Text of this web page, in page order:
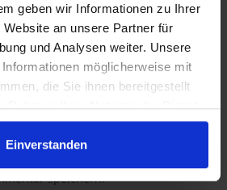
geben wir Informationen zu Ihrer
an unsere Partner für
und Analysen weiter. Unsere
möglicherweise mit
die Sie ihnen bereitgestellt
Rahmen Ihrer Nutzung der Dienste
Einverstanden
speichern.